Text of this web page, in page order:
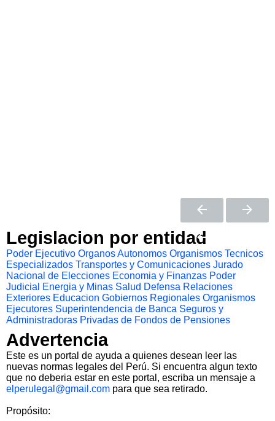
Legislacion por entidad
Poder Ejecutivo Organos Autonomos Organismos Tecnicos
Especializados Transportes y Comunicaciones Jurado
Nacional de Elecciones Economia y Finanzas Poder
Judicial
Energia y Minas Salud Defensa Relaciones
Exteriores Educacion Gobiernos Regionales Organismos
Ejecutores Superintendencia de Banca Seguros y
Administradoras Privadas de Fondos de Pensiones
Advertencia
Este es un portal de ayuda a quienes desean leer las
nuevas normas legales del Perú. Si encuentra algun texto
que no deberia estar en este portal, escriba un mensaje a
elperulegal@gmail.com para que sea retirado.
Propósito: